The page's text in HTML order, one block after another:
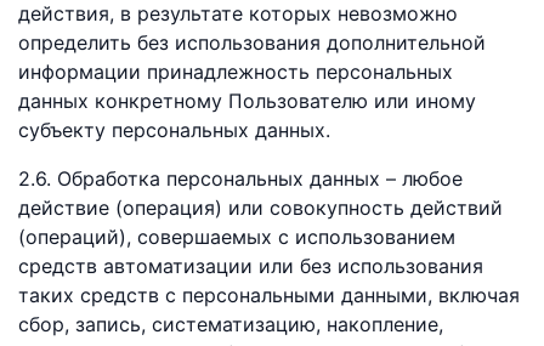
действия, в результате которых невозможно
определить без использования дополнительной
информации принадлежность персональных
данных конкретному Пользователю или иному
субъекту персональных данных.
2.6. Обработка персональных данных – любое
действие (операция) или совокупность действий
(операций), совершаемых с использованием
средств автоматизации или без использования
таких средств с персональными данными, включая
сбор, запись, систематизацию, накопление,